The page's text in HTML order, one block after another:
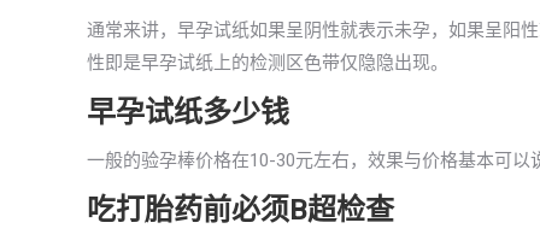
通常来讲，早孕试纸如果呈阴性就表示未孕，如果呈阳
性即是早孕试纸上的检测区色带仅隐隐出现。
早孕试纸多少钱
一般的验孕棒价格在10-30元左右，效果与价格基本可
吃打胎药前必须B超检查